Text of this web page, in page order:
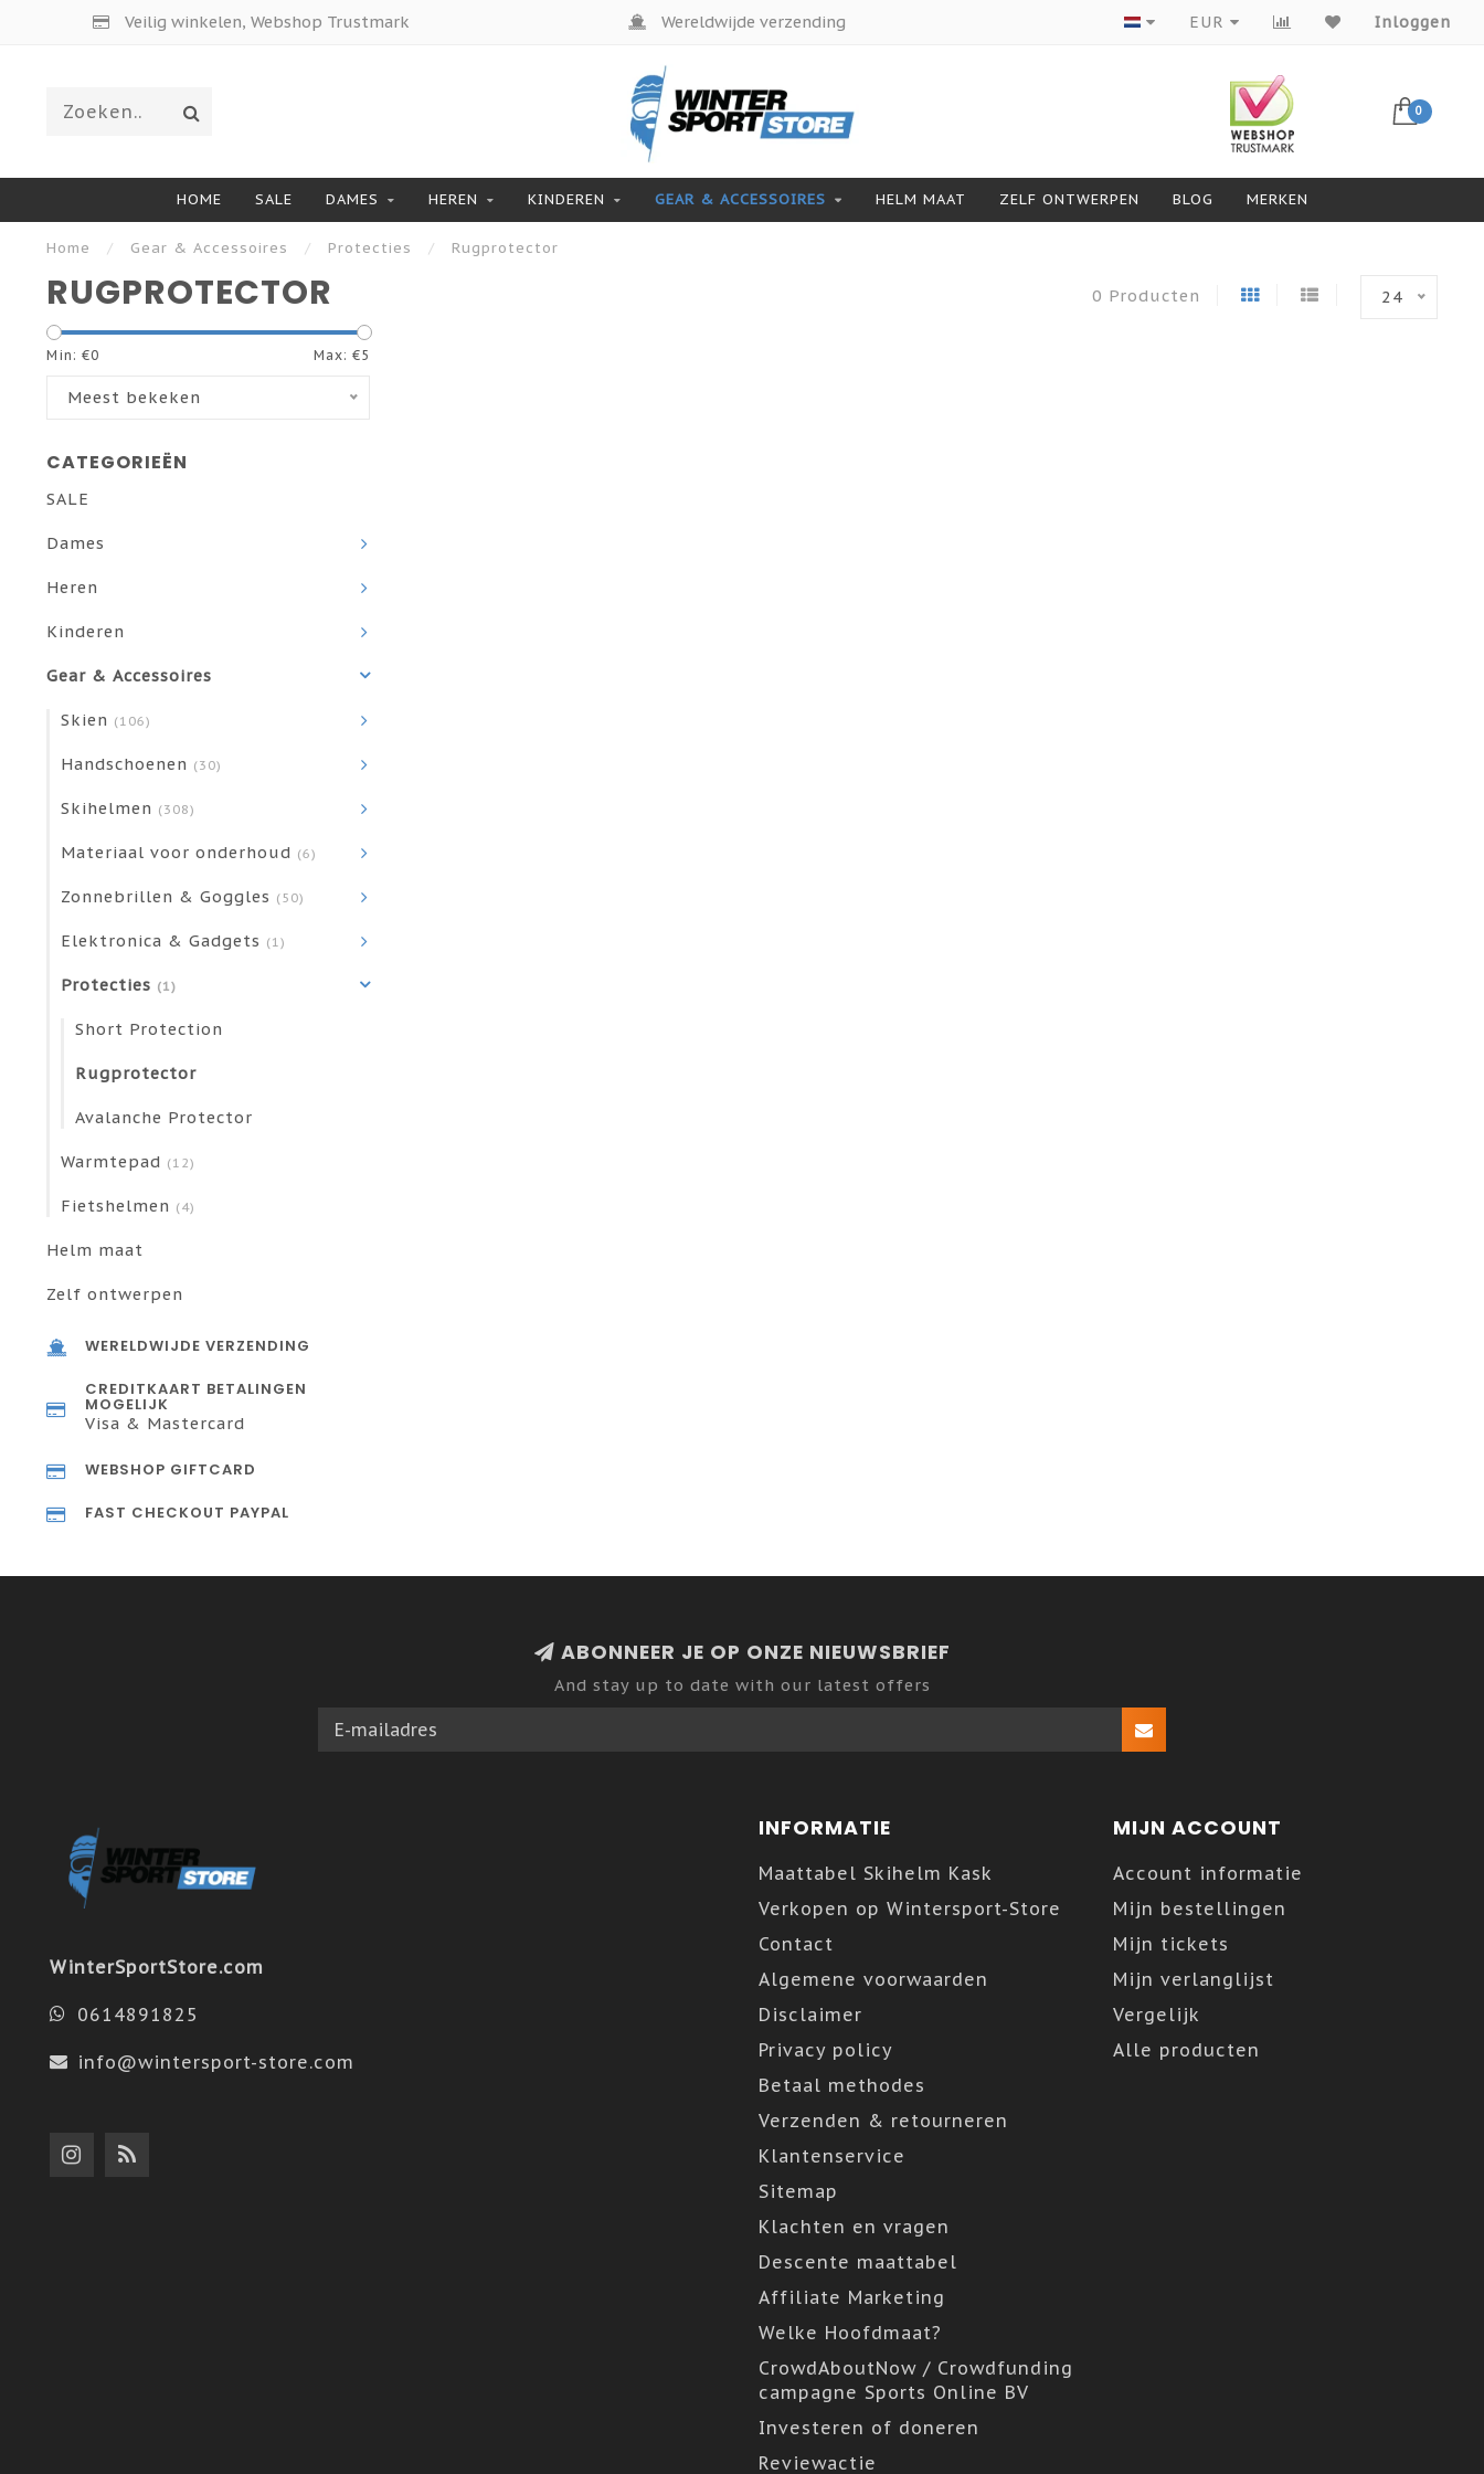
Veilig winkelen, Webshop Trustmark Wereldwijde verzending Producten van topmerken
EUR Inloggen
0
HOME SALE DAMES HEREN KINDEREN GEAR & ACCESSOIRES HELM MAAT ZELF ONTWERPEN BLOG MERKEN
Home / Gear & Accessoires / Protecties / Rugprotector
RUGPROTECTOR 0 Producten 24
Min: €0 Max: €5
Meest bekeken
CATEGORIEËN
SALE
Dames
Heren
Kinderen
Gear & Accessoires
Skien (106)
Handschoenen (30)
Skihelmen (308)
Materiaal voor onderhoud (6)
Zonnebrillen & Goggles (50)
Elektronica & Gadgets (1)
Protecties (1)
Short Protection
Rugprotector
Avalanche Protector
Warmtepad (12)
Fietshelmen (4)
Helm maat
Zelf ontwerpen
WERELDWIJDE VERZENDING
CREDITKAART BETALINGEN
MOGELIJK
Visa & Mastercard
WEBSHOP GIFTCARD
FAST CHECKOUT PAYPAL
ABONNEER JE OP ONZE NIEUWSBRIEF
And stay up to date with our latest offers
WinterSportStore.com
0614891825
info@wintersport-store.com
INFORMATIE
Maattabel Skihelm Kask
Verkopen op Wintersport-Store
Contact
Algemene voorwaarden
Disclaimer
Privacy policy
Betaal methodes
Verzenden & retourneren
Klantenservice
Sitemap
Klachten en vragen
Descente maattabel
Affiliate Marketing
Welke Hoofdmaat?
CrowdAboutNow / Crowdfunding
campagne Sports Online BV
Investeren of doneren
Reviewactie
MIJN ACCOUNT
Account informatie
Mijn bestellingen
Mijn tickets
Mijn verlanglijst
Vergelijk
Alle producten